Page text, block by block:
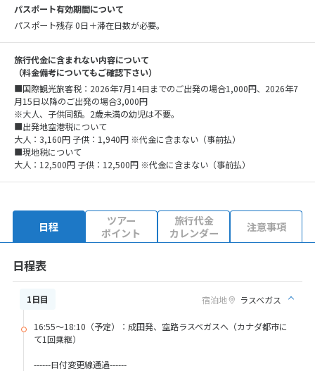
パスポート有効期間について
パスポート残存 0日＋滞在日数が必要。
旅行代金に含まれない内容について
（料金備考についてもご確認下さい）
■国際観光旅客税：2026年7月14日までのご出発の場合1,000円、2026年7
月15日以降のご出発の場合3,000円
※大人、子供同額。2歳未満の幼児は不要。
■出発地空港税について
大人：3,160円 子供：1,940円 ※代金に含まない（事前払）
■現地税について
大人：12,500円 子供：12,500円 ※代金に含まない（事前払）
日程
ツアー
ポイント
旅行代金
カレンダー
注意事項
日程表
1日目 宿泊地 ラスベガス
16:55～18:10（予定）：成田発、空路ラスベガスへ（カナダ都市に
て1回乗継）
------日付変更線通過------